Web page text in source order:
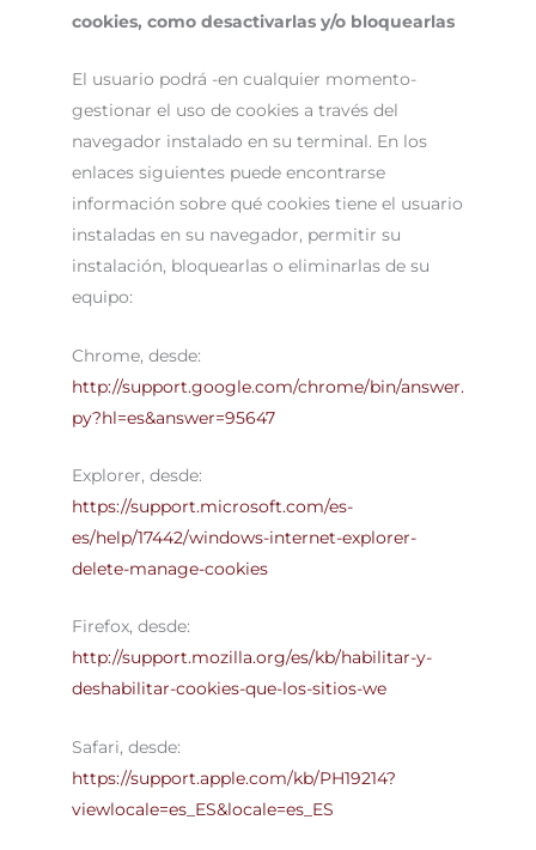
cookies, como desactivarlas y/o bloquearlas
El usuario podrá -en cualquier momento-
gestionar el uso de cookies a través del
navegador instalado en su terminal. En los
enlaces siguientes puede encontrarse
información sobre qué cookies tiene el usuario
instaladas en su navegador, permitir su
instalación, bloquearlas o eliminarlas de su
equipo:
Chrome, desde:
http://support.google.com/chrome/bin/answer.
py?hl=es&answer=95647
Explorer, desde:
https://support.microsoft.com/es-
es/help/17442/windows-internet-explorer-
delete-manage-cookies
Firefox, desde:
http://support.mozilla.org/es/kb/habilitar-y-
deshabilitar-cookies-que-los-sitios-we
Safari, desde:
https://support.apple.com/kb/PH19214?
viewlocale=es_ES&locale=es_ES